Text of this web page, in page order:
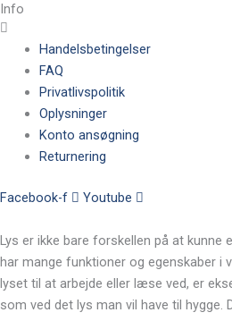
Info
Handelsbetingelser
FAQ
Privatlivspolitik
Oplysninger
Konto ansøgning
Returnering
Facebook-f Youtube
Lys er ikke bare forskellen på at kunne
har mange funktioner og egenskaber i
lyset til at arbejde eller læse ved, er
som ved det lys man vil have til hygge.